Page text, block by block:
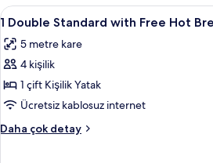
1
Double
Standard
with
Free
Hot
Breakfast
için
Masa,
6
1 Double Standard with Free Hot
5 metre kare
4 kişilik
1 çift Kişilik Yatak
Ücretsiz kablosuz internet
Daha çok detay
1